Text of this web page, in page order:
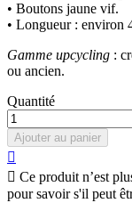
• Boutons jaune vif.
• Longueur : environ
Gamme upcycling :
ou ancien.
Quantité
Ajouter au panier

 Ce produit n’est
pour savoir s'il peut